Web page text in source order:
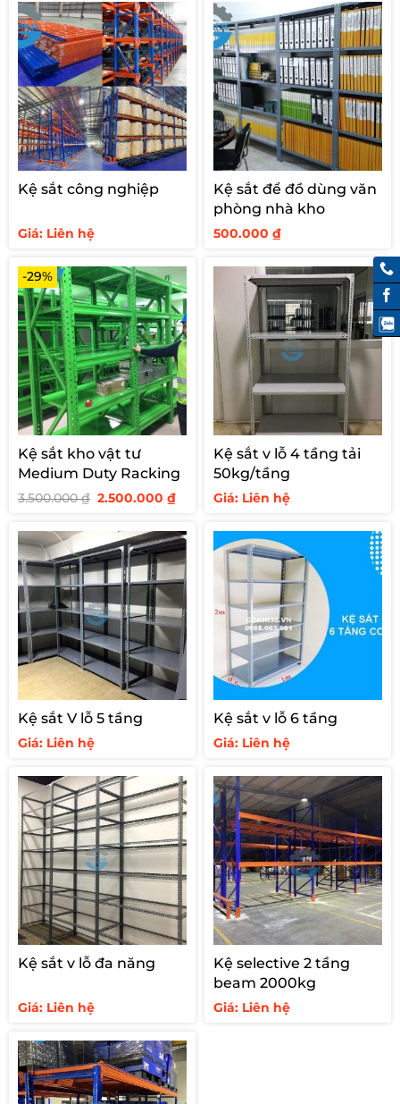
Kệ sắt công nghiệp
Giá: Liên hệ
Kệ sắt để đồ dùng văn
phòng nhà kho
500.000 ₫
-29%
Kệ sắt kho vật tư
Medium Duty Racking
3.500.000₫ Giá
3.500.000 ₫.
2.500.000₫Giá
là:
2.500.000 ₫.
Kệ sắt v lỗ 4 tầng tải
50kg/tầng
Giá: Liên hệ
Kệ sắt V lỗ 5 tầng
Giá: Liên hệ
Kệ sắt v lỗ 6 tầng
Giá: Liên hệ
Kệ sắt v lỗ đa năng
Giá: Liên hệ
Kệ selective 2 tầng
beam 2000kg
Giá: Liên hệ